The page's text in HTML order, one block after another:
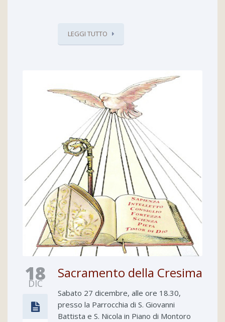
LEGGI TUTTO
18
DIC
Sacramento della Cresima
Sabato 27 dicembre, alle ore 18.30,
presso la Parrocchia di S. Giovanni
Battista e S. Nicola in Piano di Montoro